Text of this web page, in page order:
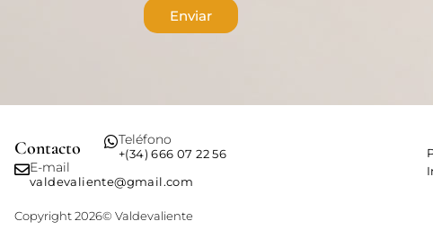
Enviar
Contacto
Teléfono
+(34) 666 07 22 56
E-mail
valdevaliente@gmail.com
Copyright 2026© Valdevaliente